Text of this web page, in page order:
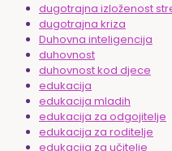
dugotrajna izloženost
dugotrajna kriza
Duhovna inteligencija
duhovnost
duhovnost kod djece
edukacija
edukacija mladih
edukacija za odgojitelje
edukacija za roditelje
edukacija za učitelje